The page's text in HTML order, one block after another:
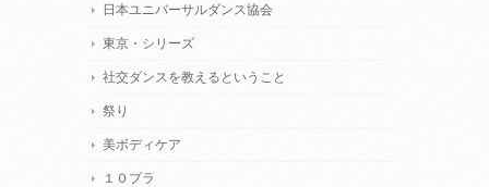
日本ユニバーサルダンス協会
東京・シリーズ
社交ダンスを教えるということ
祭り
美ボディケア
１０プラ